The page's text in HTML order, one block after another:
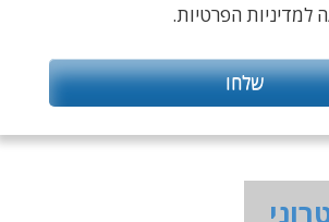
למדיניות הפרטיות.